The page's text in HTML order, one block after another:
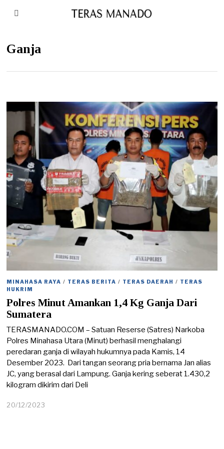
Ganja
MINAHASA RAYA / TERAS BERITA / TERAS DAERAH / TERAS
HUKRIM
Polres Minut Amankan 1,4 Kg Ganja Dari
Sumatera
TERASMANADO.COM – Satuan Reserse (Satres) Narkoba
Polres Minahasa Utara (Minut) berhasil menghalangi
peredaran ganja di wilayah hukumnya pada Kamis, 14
Desember 2023. Dari tangan seorang pria bernama Jan alias
JC, yang berasal dari Lampung. Ganja kering seberat 1.430,2
kilogram dikirim dari Deli
20/12/2023